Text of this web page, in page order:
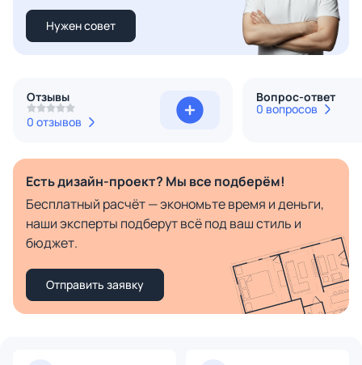
Нужен совет
Отзывы
0 отзывов
Вопрос-ответ
0 вопросов
Есть дизайн-проект? Мы все подберём!
Бесплатный расчёт — экономьте время и деньги,
наши эксперты подберут всё под ваш стиль и
бюджет.
Отправить заявку